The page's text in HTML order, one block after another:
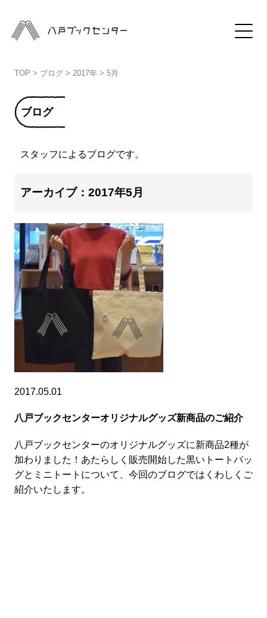
TOP > ブログ> 2017年> 5月
ブログ
スタッフによるブログです。
アーカイブ：2017年5月
2017.05.01
八戸ブックセンターオリジナルグッズ新商品のご紹介
八戸ブックセンターのオリジナルグッズに新商品2種が
加わりました！あたらしく販売開始した黒いトートバッ
グとミニトートについて、今回のブログではくわしくご
紹介いたします。